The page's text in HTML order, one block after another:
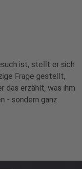
ist, stellt er sich
Frage gestellt,
das erzählt, was ihm
- sondern ganz